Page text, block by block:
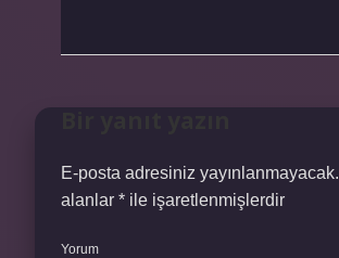
E-posta adresiniz yayınlanmayacak.
alanlar * ile işaretlenmişlerdir
Yorum